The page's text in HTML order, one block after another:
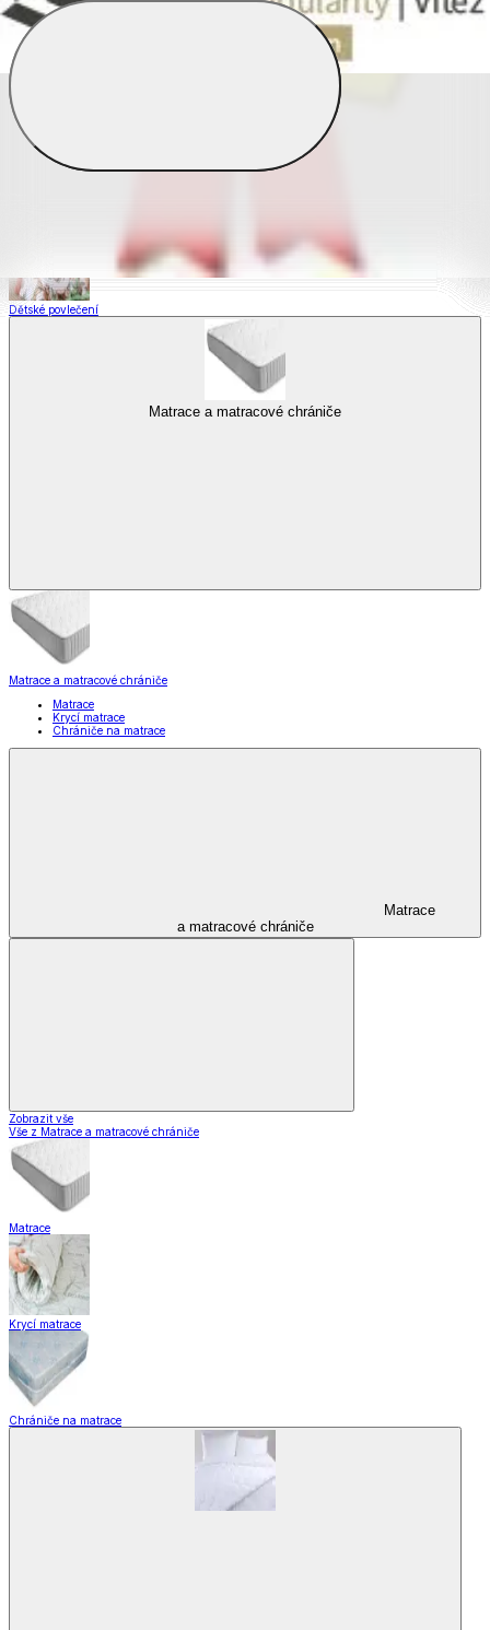
Saténové povlečení
Povlečení s fototiskem
Dětské povlečení
Matrace a matracové chrániče
Matrace a matracové chrániče
Matrace
Krycí matrace
Chrániče na matrace
Matrace
a matracové chrániče
Zobrazit vše
Vše z Matrace a matracové chrániče
Matrace
Krycí matrace
Chrániče na matrace